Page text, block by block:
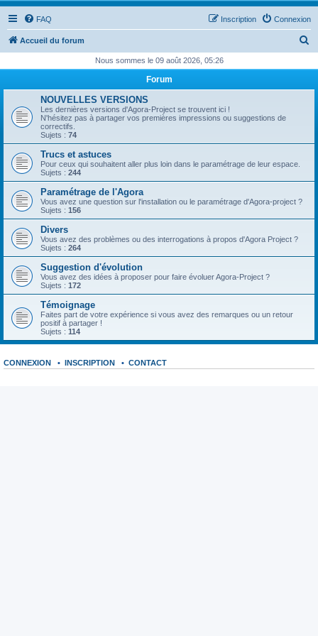
FAQ Connexion
Inscription
Accueil du forum
h
c
Nous sommes le 09 août 2026, 05:26
Forum
NOUVELLES VERSIONS
Les dernières versions d'Agora-Project se trouvent ici !
N'hésitez pas à partager vos premières impressions ou suggestions de
correctifs.
Sujets : 74
Trucs et astuces
Pour ceux qui souhaitent aller plus loin dans le paramétrage de leur espace.
Sujets : 244
Paramétrage de l'Agora
Vous avez une question sur l'installation ou le paramétrage d'Agora-project ?
Sujets : 156
Divers
Vous avez des problèmes ou des interrogations à propos d'Agora Project ?
Sujets : 264
Suggestion d'évolution
Vous avez des idées à proposer pour faire évoluer Agora-Project ?
Sujets : 172
Témoignage
Faites part de votre expérience si vous avez des remarques ou un retour
positif à partager !
Sujets : 114
CONNEXION • INSCRIPTION • CONTACT